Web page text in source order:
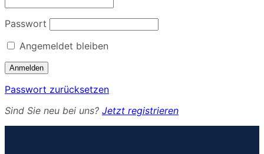
Passwort
Angemeldet bleiben
Passwort zurücksetzen
Sind Sie neu bei uns? Jetzt registrieren